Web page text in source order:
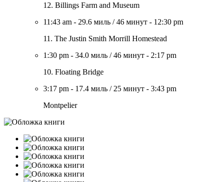
12. Billings Farm and Museum
11:43 am - 29.6 миль /46 минут - 12:30 pm
11. The Justin Smith Morrill Homestead
1:30 pm - 34.0 миль /46 минут - 2:17 pm
10. Floating Bridge
3:17 pm - 17.4 миль / 25 минут - 3:43 pm
Montpelier